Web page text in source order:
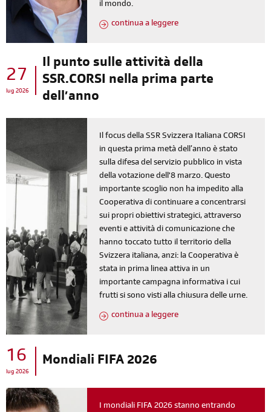
il mondo.
continua a leggere
27
lug 2026
Il punto sulle attività della
SSR.CORSI nella prima parte
dell’anno
Il focus della SSR Svizzera Italiana CORSI
in questa prima metà dell’anno è stato
sulla difesa del servizio pubblico in vista
della votazione dell'8 marzo. Questo
importante scoglio non ha impedito alla
Cooperativa di continuare a concentrarsi
sui propri obiettivi strategici, attraverso
eventi e attività di comunicazione che
hanno toccato tutto il territorio della
Svizzera italiana, anzi: la Cooperativa è
stata in prima linea attiva in un
importante campagna informativa i cui
frutti si sono visti alla chiusura delle urne.
continua a leggere
16
lug 2026
Mondiali FIFA 2026
I mondiali FIFA 2026 stanno entrando